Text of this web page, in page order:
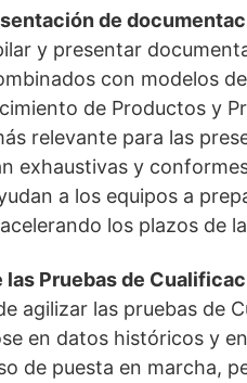
de
y presentar
con modelos
de Productos y
relevante para las
exhaustivas y
a los equipos a
los plazos de
las Pruebas de
agilizar las pruebas de
en datos históricos y
de puesta en marcha,